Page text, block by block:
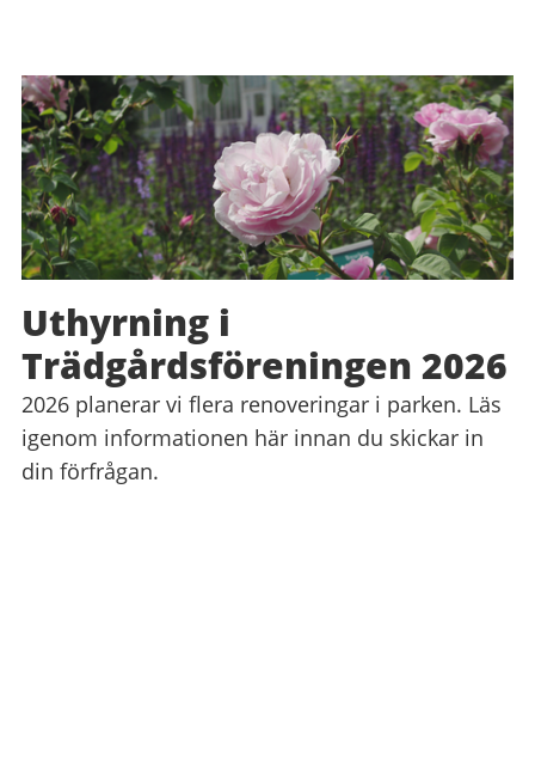
Uthyrning i
Trädgårdsföreningen 2026
2026 planerar vi flera renoveringar i parken. Läs
igenom informationen här innan du skickar in
din förfrågan.